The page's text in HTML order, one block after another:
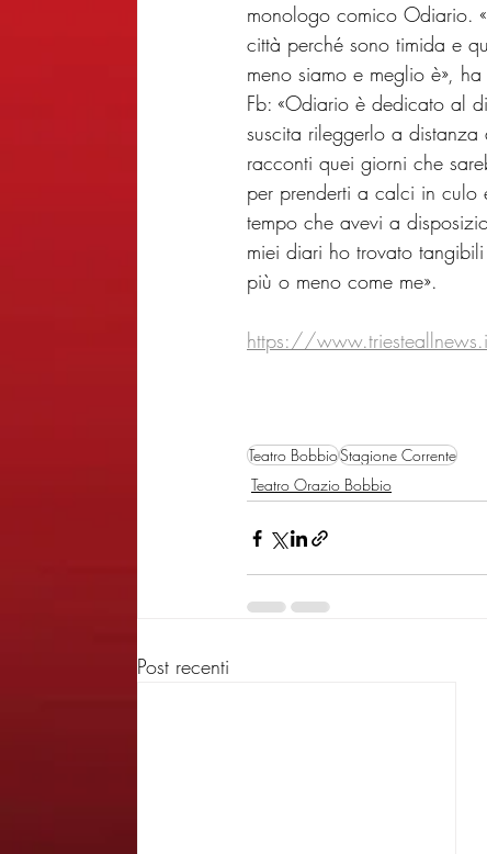
monologo comico Odiario.
città perché sono timida e
meno siamo e meglio è»,
Fb: «Odiario è dedicato al
suscita rileggerlo a
racconti quei giorni che
per prenderti a calci in culo
tempo che avevi a
miei diari ho trovato
più o meno come me».
https://
Teatro BobbioStagione Corrente
Teatro Orazio Bobbio
Post recenti